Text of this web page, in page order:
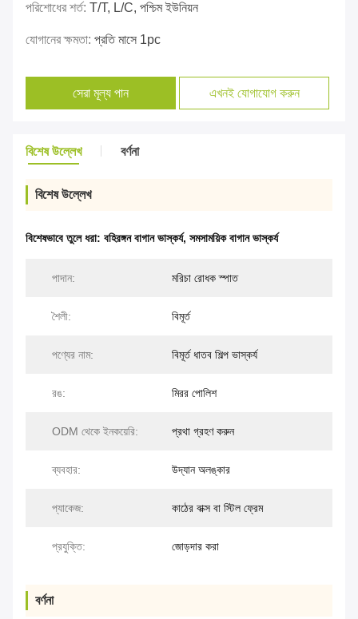
পরিশোধের শর্ত: T/T, L/C, পশ্চিম ইউনিয়ন
যোগানের ক্ষমতা: প্রতি মাসে 1pc
সেরা মূল্য পান এখনই যোগাযোগ করুন
বিশেষ উল্লেখ বর্ণনা
বিশেষ উল্লেখ
বিশেষভাবে তুলে ধরা: বহিরঙ্গন বাগান ভাস্কর্য, সমসাময়িক বাগান ভাস্কর্য
পাদান: মরিচা রোধক স্পাত
শৈলী: বিমূর্ত
পণ্যের নাম: বিমূর্ত ধাতব শিল্প ভাস্কর্য
রঙ: মিরর পোলিশ
ODM থেকে ইনকয়েরি: প্রথা গ্রহণ করুন
ব্যবহার: উদ্যান অলঙ্কার
প্যাকেজ: কাঠের বাক্স বা স্টিল ফ্রেম
প্রযুক্তি: জোড়দার করা
বর্ণনা